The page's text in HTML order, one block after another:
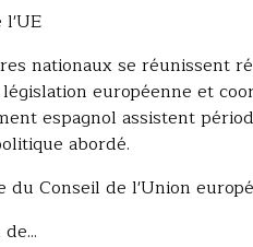
l'UE
nationaux se réunissent
européenne et
espagnol assistent
abordé.
du Conseil de l'Union